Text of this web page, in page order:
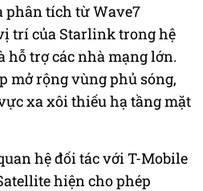
phân tích từ Wave7
trí của Starlink trong hệ
trợ các nhà mạng lớn.
mở rộng vùng phủ sóng,
xa xôi thiếu hạ tầng mặt
hệ đối tác với T-Mobile
hiện cho phép